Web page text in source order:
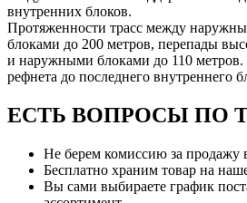
внутренних блоков.
Протяженности трасс между
блоками до 200 метров, перепады
и наружными блоками до 110 метров.
рефнета до последнего внутреннего
ЕСТЬ ВОПРОСЫ ПО
Не берем комиссию за продажу
Бесплатно храним товар на
Вы сами выбираете график